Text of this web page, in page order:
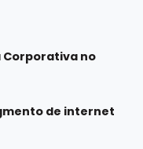
Corporativa no
de internet